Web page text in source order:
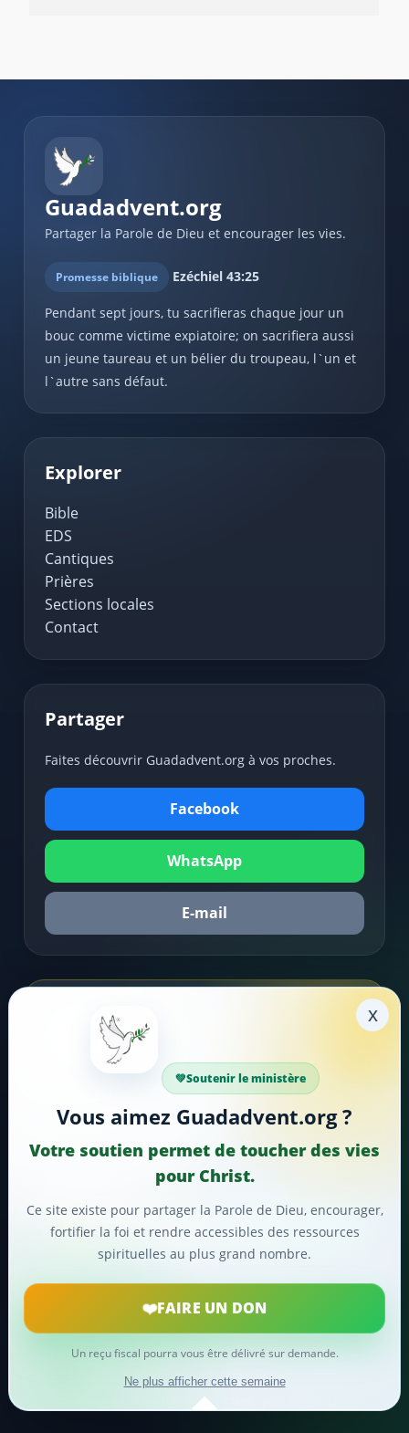
Guadadvent.org
Partager la Parole de Dieu et encourager les vies.
Promesse biblique Ezéchiel 43:25
Pendant sept jours, tu sacrifieras chaque jour un
bouc comme victime expiatoire; on sacrifiera aussi
un jeune taureau et un bélier du troupeau, l`un et
l`autre sans défaut.
Explorer
Bible
EDS
Cantiques
Prières
Sections locales
Contact
Partager
Faites découvrir Guadadvent.org à vos proches.
Facebook
WhatsApp
E-mail
Soutenir la mission
Faire un don
mission de foi, d'encouragement et d'édification.
🎵 Cantiques
❤️Faire un don maintenant
© 2024Guadadvent.org ® Tous droits réservés
développé par David BERGINA - tidave - pour berginet.net
x
Soutenir le ministère
Vous aimez Guadadvent.org ?
Votre soutien permet de toucher des vies
pour Christ.
Ce site existe pour partager la Parole de Dieu, encourager,
fortifier la foi et rendre accessibles des ressources
spirituelles au plus grand nombre.
FAIRE UN DON
Un reçu fiscal pourra vous être délivré sur demande.
Ne plus afficher cette semaine